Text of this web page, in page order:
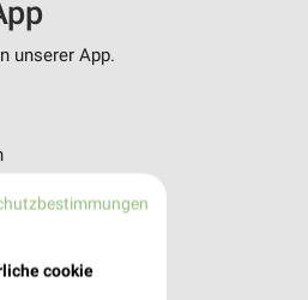
unserer App.
cookie